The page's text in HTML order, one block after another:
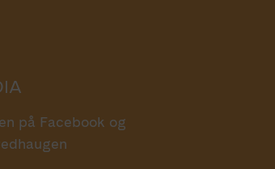
på Facebook og